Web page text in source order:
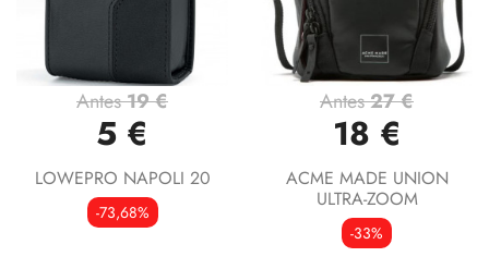
Antes19 €
5 €
LOWEPRO NAPOLI 20
-73,68%
Antes27 €
18 €
ACME MADE UNION
ULTRA-ZOOM
-33%